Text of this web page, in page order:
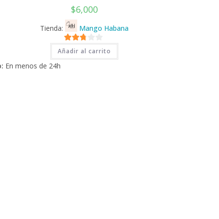
$6,000
Tienda: Mango Habana
2.71
de 5
Añadir al carrito
En menos de 24h